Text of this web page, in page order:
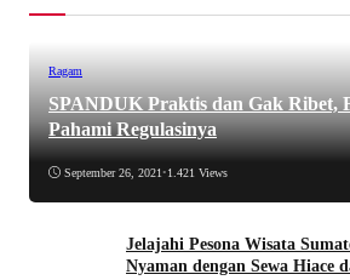
Ragam
SPANDUK Praktis dan Gak Ribet,
Pahami Regulasinya
September 26, 2021 •1.421 Views
Jelajahi Pesona Wisata
Nyaman dengan Sewa Hiace